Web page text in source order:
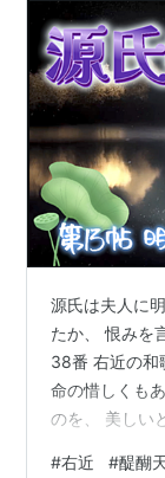
思った。
源氏は夫人に
たか、 恨みを
38番 右近の和
命の惜しくも
のを、 美しい
#右近 #醍醐